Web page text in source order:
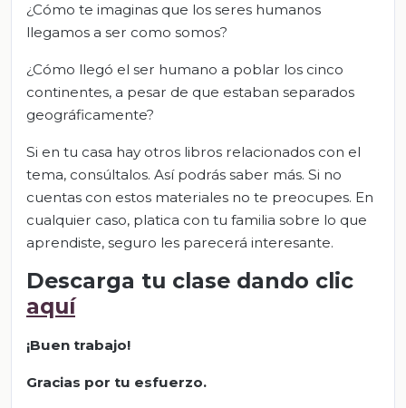
¿Cómo te imaginas que los seres humanos
llegamos a ser como somos?
¿Cómo llegó el ser humano a poblar los cinco
continentes, a pesar de que estaban separados
geográficamente?
Si en tu casa hay otros libros relacionados con el
tema, consúltalos. Así podrás saber más. Si no
cuentas con estos materiales no te preocupes. En
cualquier caso, platica con tu familia sobre lo que
aprendiste, seguro les parecerá interesante.
Descarga tu clase dando clic
aquí
¡Buen trabajo!
Gracias por tu esfuerzo.